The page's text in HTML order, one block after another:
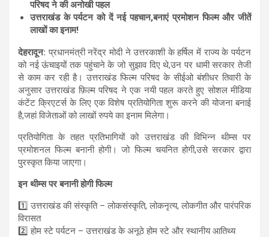
A
p
p
o
o
k
a
परिषद ने की अनोखी पहल
उत्तराखंड के पर्यटन को दें नई पहचान,बनाएं प्रमोशन फिल्म और जीतें
लाखों का इनाम!
देहरादून: प्रधानमंत्री नरेंद्र मोदी ने उत्तरकाशी के हर्षिल में राज्य के पर्यटन
को नई ऊंचाइयों तक पहुंचाने के जो सुझाव दिए थे,उन पर धामी सरकार तेजी
से काम कर रही है। उत्तराखंड फिल्म परिषद के सीईओ बंशीधर तिवारी के
अनुसार उत्तराखंड फ़िल्म परिषद ने एक नयी पहल करते हुए सोशल मीडिया
कंटेंट क्रिएटर्स के लिए एक विशेष प्रतियोगिता शुरू करने की योजना बनाई
है,जहां विजेताओं को लाखों रुपये का इनाम मिलेगा।
प्रतियोगिता के तहत प्रतिभागियों को उत्तराखंड की विभिन्न थीम्स पर
प्रमोशनल फिल्म बनानी होगी। जो फिल्म चयनित होगी,उसे सरकार द्वारा
पुरस्कृत किया जाएगा।
इन थीम्स पर बनानी होगी फिल्म
1️⃣ उत्तराखंड की संस्कृति – लोकसंस्कृति, लोकनृत्य, लोकगीत और पारंपरिक
विरासत
2️⃣ होम स्टे पर्यटन – उत्तराखंड के अनूठे होम स्टे और स्थानीय आतिथ्य